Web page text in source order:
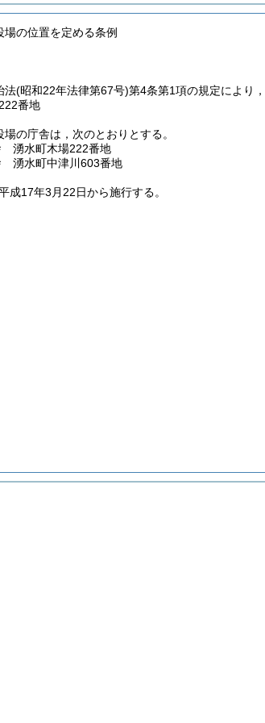
場の位置を定める条例
法(昭和22年法律第67号)第4条第1項の規定により
番地
場の庁舎は，次のとおりとする。
湧水町木場222番地
湧水町中津川603番地
成17年3月22日から施行する。